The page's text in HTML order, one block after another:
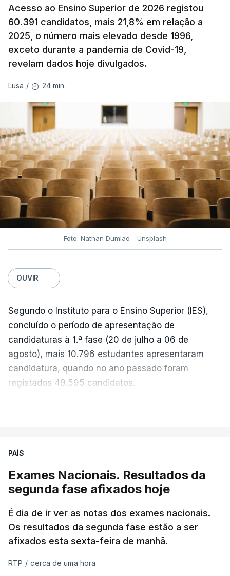
Acesso ao Ensino Superior de 2026 registou
60.391 candidatos, mais 21,8% em relação a
2025, o número mais elevado desde 1996,
exceto durante a pandemia de Covid-19,
revelam dados hoje divulgados.
Lusa / 24 min.
Foto: Nathan Dumlao - Unsplash
OUVIR
Segundo o Instituto para o Ensino Superior (IES),
concluído o período de apresentação de
candidaturas à 1.ª fase (20 de julho a 06 de
agosto), mais 10.796 estudantes apresentaram
candidatura, quando no ano passado foram
registados 49.595 candidatos.
anos, exceto nos anos da pandemia de Covid-19,
excecionais para a conclusão do ensino
secundário e para a utilização de exames
nacionais como provas de ingresso", refere o
Ministério da Educação, Ciência e Inovação (MECI)
em comunicado.
O MECI salienta que, sendo afixados hoje os
PAÍS
Exames Nacionais. Resultados da
segunda fase afixados hoje
É dia de ir ver as notas dos exames nacionais.
Os resultados da segunda fase estão a ser
afixados esta sexta-feira de manhã.
RTP / cerca de uma hora